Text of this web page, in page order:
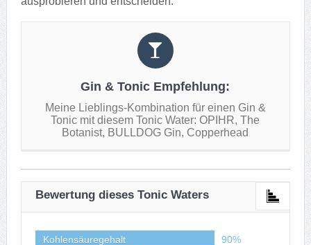
Gin & Tonic Empfehlung:
Meine Lieblings-Kombination für einen Gin &
Tonic mit diesem Tonic Water: OPIHR, The
Botanist, BULLDOG Gin, Copperhead
Bewertung dieses Tonic Waters
Kohlensäuregehalt
90%